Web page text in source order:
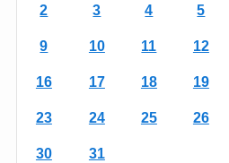
2 3 4 5
9 10 11 12
16 17 18 19
23 24 25 26
30 31